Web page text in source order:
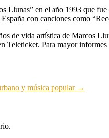
Llunas” en el año 1993 que
con canciones como
de vida artística de Marcos
Teleticket. Para mayor
y música popular →